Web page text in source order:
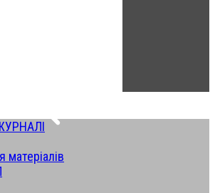
матеріалів